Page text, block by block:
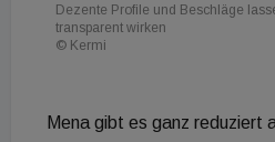
Dezente Profile und Beschläge
transparent wirken
© Kermi
Mena gibt es ganz reduziert